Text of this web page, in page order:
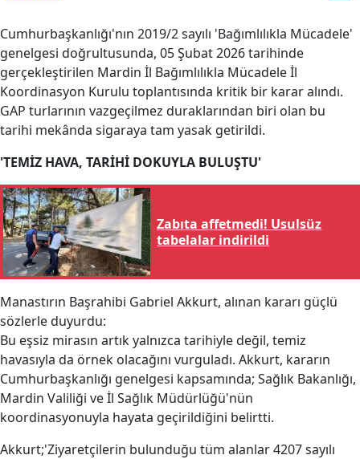
Cumhurbaşkanlığı'nın 2019/2 sayılı 'Bağımlılıkla Mücadele'
genelgesi doğrultusunda, 05 Şubat 2026 tarihinde
gerçekleştirilen Mardin İl Bağımlılıkla Mücadele İl
Koordinasyon Kurulu toplantısında kritik bir karar alındı.
GAP turlarının vazgeçilmez duraklarından biri olan bu
tarihi mekânda sigaraya tam yasak getirildi.
'TEMİZ HAVA, TARİHİ DOKUYLA BULUŞTU'
Zabıta affetmedi! Usulsüz
tabelalar indirildi
Manastırın Başrahibi Gabriel Akkurt, alınan kararı güçlü
sözlerle duyurdu:
Bu eşsiz mirasın artık yalnızca tarihiyle değil, temiz
havasıyla da örnek olacağını vurguladı. Akkurt, kararın
Cumhurbaşkanlığı genelgesi kapsamında; Sağlık Bakanlığı,
Mardin Valiliği ve İl Sağlık Müdürlüğü'nün
koordinasyonuyla hayata geçirildiğini belirtti.
Akkurt;'Ziyaretçilerin bulunduğu tüm alanlar 4207 sayılı